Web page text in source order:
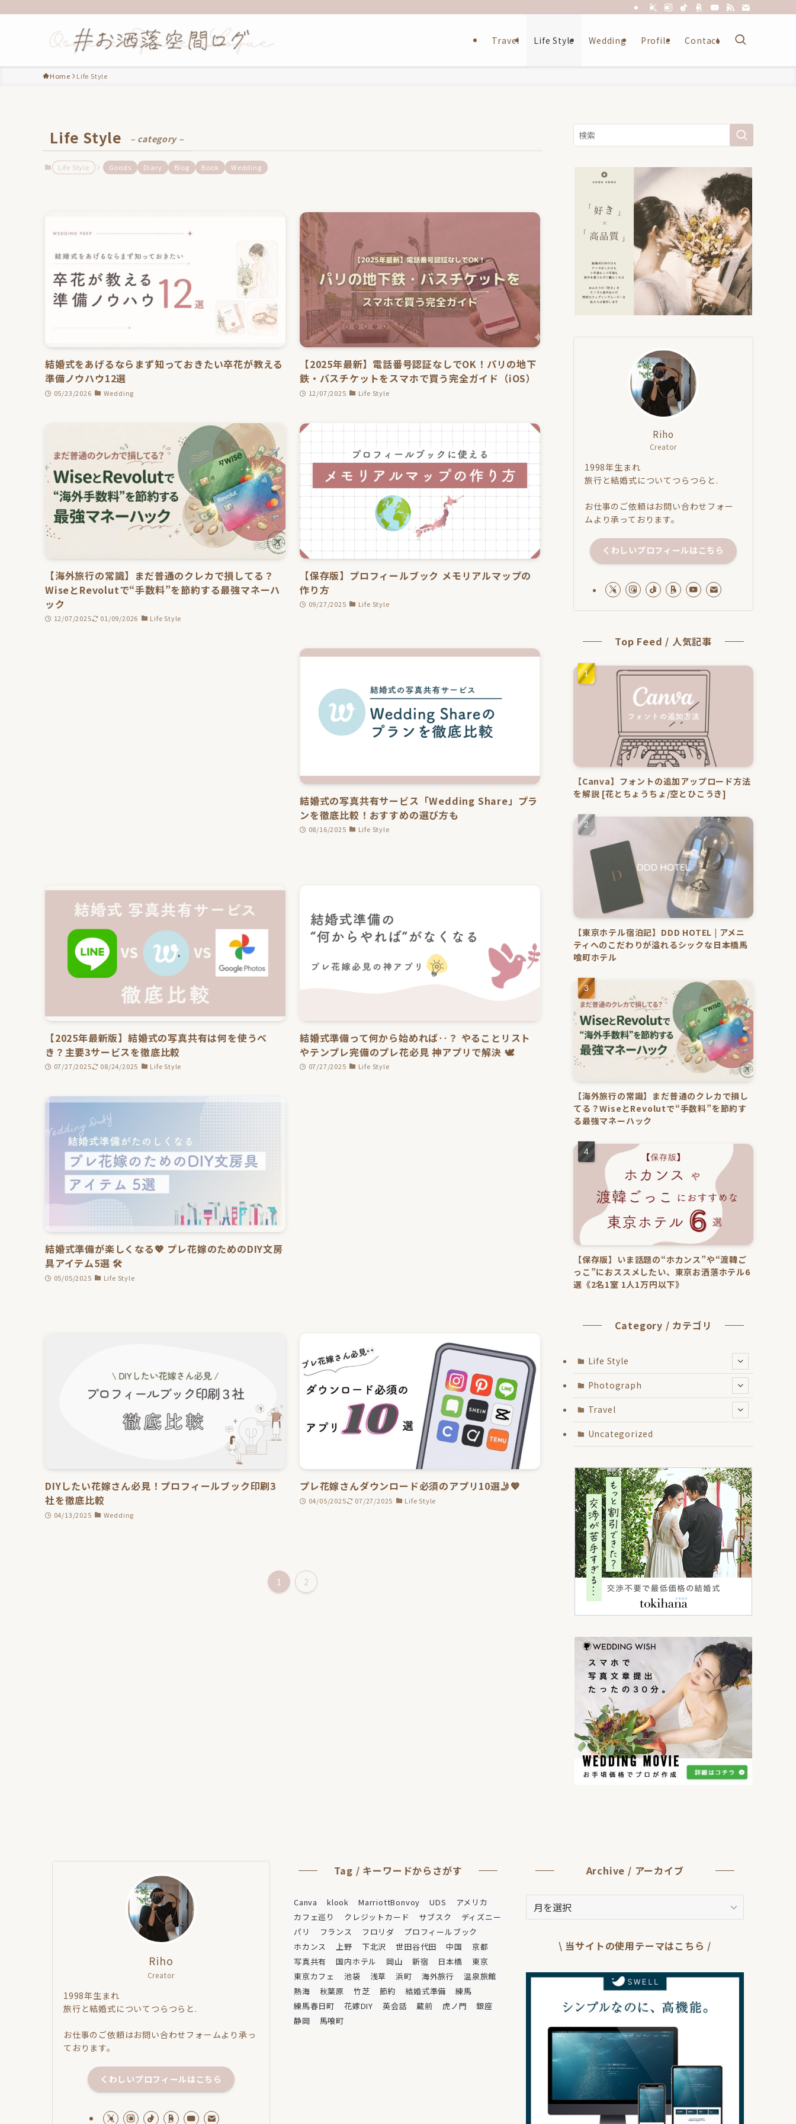
Travel Life Style Wedding Profile Contact
Home Life Style
Life Style – category –
Life Style Goods Diary Blog Book Wedding
結婚式をあげるならまず知っておきたい卒花が教える
準備ノウハウ12選
05/23/2026 Wedding
【2025年最新】電話番号認証なしでOK！パリの地下
鉄・バスチケットをスマホで買う完全ガイド（iOS）
12/07/2025 Life Style
【海外旅行の常識】まだ普通のクレカで損してる？
WiseとRevolutで“手数料”を節約する最強マネーハ
ック
12/07/2025 01/09/2026 Life Style
【保存版】プロフィールブック メモリアルマップの
作り方
09/27/2025 Life Style
結婚式の写真共有サービス「Wedding Share」プラ
ンを徹底比較！おすすめの選び方も
08/16/2025 Life Style
【2025年最新版】結婚式の写真共有は何を使うべ
き？主要3サービスを徹底比較
07/27/2025 08/24/2025 Life Style
結婚式準備って何から始めれば‥？ やることリスト
やテンプレ完備のプレ花必見 神アプリで解決 🕊️
07/27/2025 Life Style
結婚式準備が楽しくなる💖 プレ花嫁のためのDIY文房
具アイテム5選 🛠️
05/05/2025 Life Style
DIYしたい花嫁さん必見！プロフィールブック印刷3
社を徹底比較
04/13/2025 Wedding
プレ花嫁さんダウンロード必須のアプリ10選🤳💖
04/05/2025 07/27/2025 Life Style
1 2
Riho
Creator
1998年生まれ
旅行と結婚式についてつらつらと.
お仕事のご依頼はお問い合わせフォー
ムより承っております。
くわしいプロフィールはこちら
Top Feed / 人気記事
【Canva】フォントの追加アップロード方法
を解説 [花とちょうちょ/空とひこうき]
【東京ホテル宿泊記】DDD HOTEL | アメニ
ティへのこだわりが溢れるシックな日本橋馬
喰町ホテル
【海外旅行の常識】まだ普通のクレカで損し
てる？WiseとRevolutで“手数料”を節約す
る最強マネーハック
【保存版】いま話題の“ホカンス”や“渡韓ご
っこ”におススメしたい、東京お洒落ホテル6
選《2名1室 1人1万円以下》
Category / カテゴリ
Life Style
Photograph
Travel
Uncategorized
Riho
Creator
1998年生まれ
旅行と結婚式についてつらつらと.
お仕事のご依頼はお問い合わせフォームより承っ
ております。
くわしいプロフィールはこちら
Tag / キーワードからさがす
Canva klook MarriottBonvoy UDS
アメリカ
カフェ巡り
クレジットカード サブスク
ディズニー
パリ
フランス フロリダ
プロフィールブック
ホカンス
上野 下北沢 世田谷代田 中国
京都
写真共有
国内ホテル 岡山 新宿 日本橋
東京
東京カフェ
池袋 浅草 浜町 海外旅行
温泉旅館
熱海
秋葉原 竹芝 節約 結婚式準備
練馬
練馬春日町
花嫁DIY 英会話 蔵前 虎ノ門
銀座
静岡
馬喰町
Archive / アーカイブ
Archive
/
イ
\ 当サイトの使用テーマはこちら /